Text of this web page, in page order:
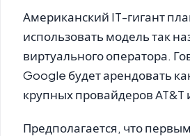
Американский IT-гигант
использовать модель так
виртуального оператора.
Google будет арендовать
крупных провайдеров AT&T
Предполагается, что